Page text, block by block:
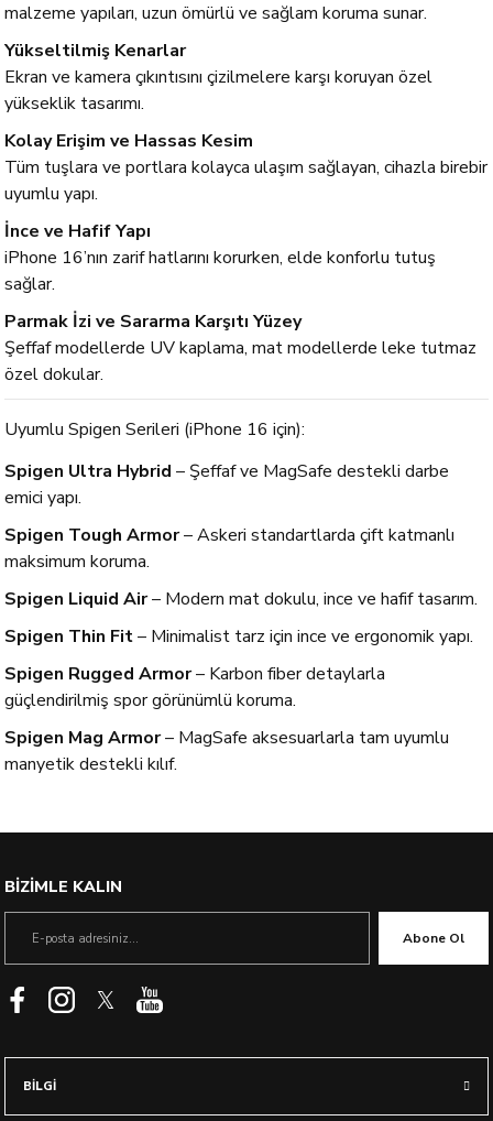
malzeme yapıları, uzun ömürlü ve sağlam koruma sunar.
Yükseltilmiş Kenarlar
Ekran ve kamera çıkıntısını çizilmelere karşı koruyan özel
yükseklik tasarımı.
Kolay Erişim ve Hassas Kesim
Tüm tuşlara ve portlara kolayca ulaşım sağlayan, cihazla birebir
uyumlu yapı.
İnce ve Hafif Yapı
iPhone 16’nın zarif hatlarını korurken, elde konforlu tutuş
sağlar.
Parmak İzi ve Sararma Karşıtı Yüzey
Şeffaf modellerde UV kaplama, mat modellerde leke tutmaz
özel dokular.
Uyumlu Spigen Serileri (iPhone 16 için):
Spigen Ultra Hybrid – Şeffaf ve MagSafe destekli darbe
emici yapı.
Spigen Tough Armor– Askeri standartlarda çift katmanlı
maksimum koruma.
Spigen Liquid Air– Modern mat dokulu, ince ve hafif tasarım.
Spigen Thin Fit– Minimalist tarz için ince ve ergonomik yapı.
Spigen Rugged Armor– Karbon fiber detaylarla
güçlendirilmiş spor görünümlü koruma.
Spigen Mag Armor– MagSafe aksesuarlarla tam uyumlu
manyetik destekli kılıf.
BİZİMLE KALIN
Abone Ol
BİLGİ